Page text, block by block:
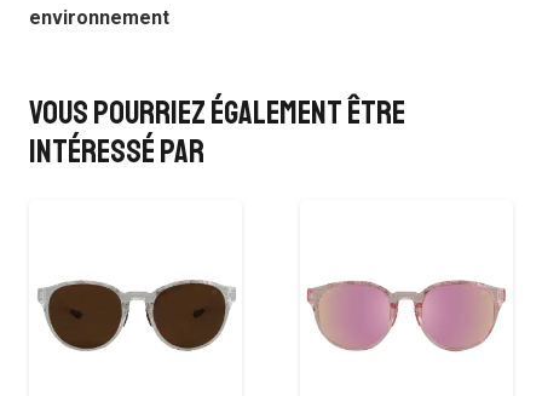
environnement
Vous pourriez également être
intéressé par